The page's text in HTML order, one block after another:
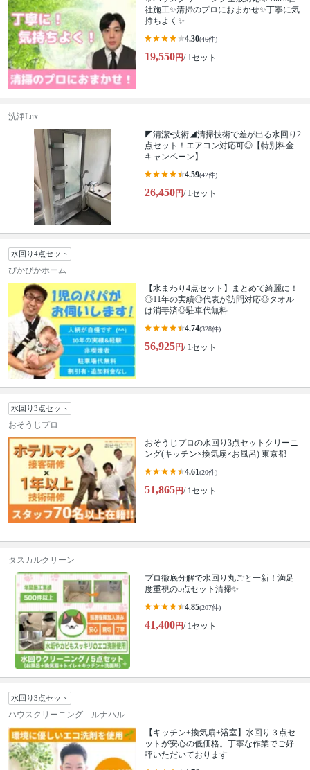
社施工✨清掃のプロにおまかせ✨丁寧に気
持ちよく✨
4.30(46件)
19,550円/ 1セット
洗浄Lux
◤清潔•技術◢清掃技術で差が出る水回り2
点セット！エアコン対応可◎【特別料金
キャンペーン】
4.59(42件)
26,450円/ 1セット
水回り4点セット
ぴかぴかホーム
【水まわり4点セット】まとめて綺麗に！
◎11年の実績◎代表が訪問対応◎タオル
は消毒済◎駐車代無料
4.74(328件)
56,925円/ 1セット
水回り3点セット
おそうじプロ
おそうじプロの水回り3点セットクリーニ
ング(キッチン×換気扇×お風呂) 東京都
4.61(20件)
51,865円/ 1セット
タスカルクリーン
プロ徹底分解で水回り丸ごと一新！満足
度重視の5点セット清掃✨
4.85(207件)
41,400円/ 1セット
水回り3点セット
ハウスクリーニング ルナハル
【キッチン+換気扇+浴室】水回り３点セ
ットが安心の低価格。丁寧な作業でご好
評いただいております